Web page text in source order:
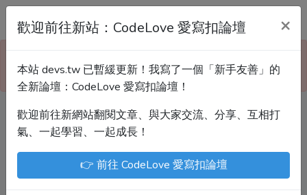
Devs.tw 寫程式討論區
請到新網站「CodeLove 愛寫扣論壇」！
Devs.tw 是讓工程師寫筆記、網誌的平台。歡迎
您隨手紀錄、寫作，方便日後搜尋！
尤川豪
Enoxs
chenjenping
歡迎前往新站：CodeLove 愛寫扣論壇 ×
本站 devs.tw 已暫緩更新！我寫了一個「新手友善」的
全新論壇：CodeLove 愛寫扣論壇！
歡迎前往新網站翻閱文章、與大家交流、分享、互相打
氣、一起學習、一起成長！
👉 前往 CodeLove 愛寫扣論壇